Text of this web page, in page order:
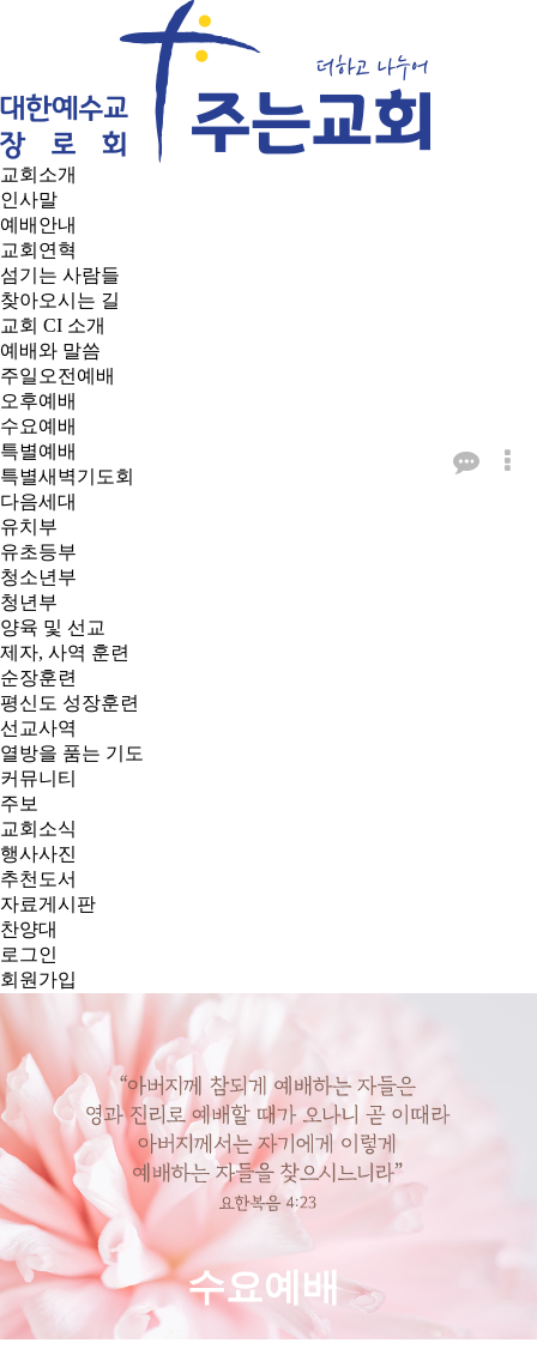
교회소개
인사말
예배안내
교회연혁
섬기는 사람들
찾아오시는 길
교회 CI 소개
예배와 말씀
주일오전예배
오후예배
수요예배
특별예배
특별새벽기도회
다음세대
유치부
유초등부
청소년부
청년부
양육 및 선교
제자, 사역 훈련
순장훈련
평신도 성장훈련
선교사역
열방을 품는 기도
커뮤니티
주보
교회소식
행사사진
추천도서
자료게시판
찬양대
로그인
회원가입
수요예배